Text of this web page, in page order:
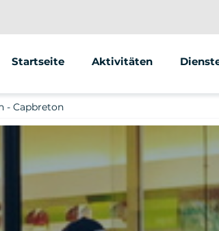
Startseite Aktivitäten
Segway
Escape Game Outdoor
- Capbreton